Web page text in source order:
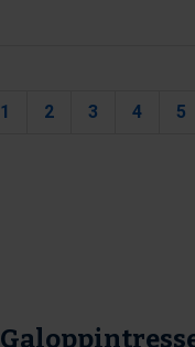
1 2 3 4 5